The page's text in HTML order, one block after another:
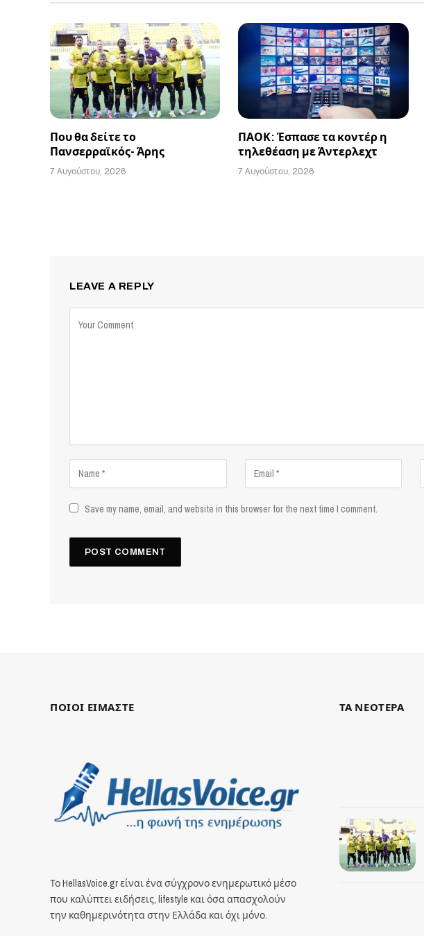
Που θα δείτε το
Πανσερραϊκός- Άρης
7 Αυγούστου, 2026
ΠΑΟΚ: Έσπασε τα κοντέρ η
τηλεθέαση με Άντερλεχτ
7 Αυγούστου, 2026
LEAVE A REPLY
Save my name, email, and website in this browser for the next time I comment.
ΠΟΙΟΙ ΕΙΜΑΣΤΕ
Το HellasVoice.gr είναι ένα σύγχρονο ενημερωτικό μέσο
που καλύπτει ειδήσεις, lifestyle και όσα απασχολούν
την καθημερινότητα στην Ελλάδα και όχι μόνο.
ΤΑ ΝΕΟΤΕΡΑ